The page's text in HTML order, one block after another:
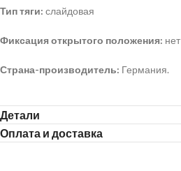
Тип тяги: слайдовая
Фиксация открытого положения: нет
Страна-производитель: Германия.
Детали
Оплата и доставка